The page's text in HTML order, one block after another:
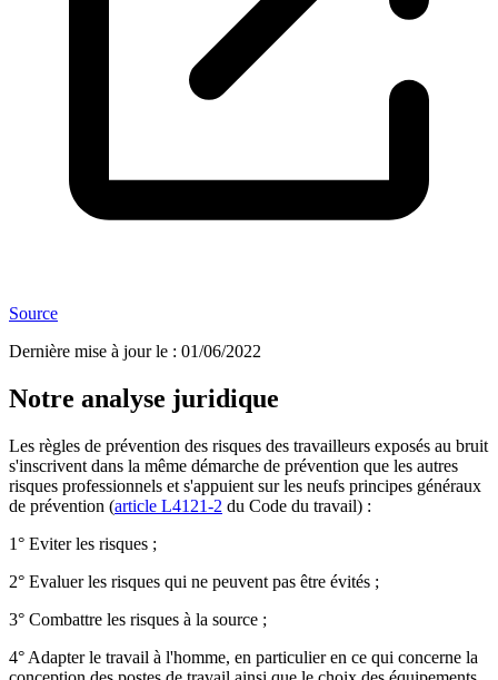
Source
Dernière mise à jour le : 01/06/2022
Notre analyse juridique
Les règles de prévention des risques des travailleurs exposés au bruit
s'inscrivent dans la même démarche de prévention que les autres
risques professionnels et s'appuient sur les neufs principes généraux
de prévention (article L4121-2 du Code du travail) :
1° Eviter les risques ;
2° Evaluer les risques qui ne peuvent pas être évités ;
3° Combattre les risques à la source ;
4° Adapter le travail à l'homme, en particulier en ce qui concerne la